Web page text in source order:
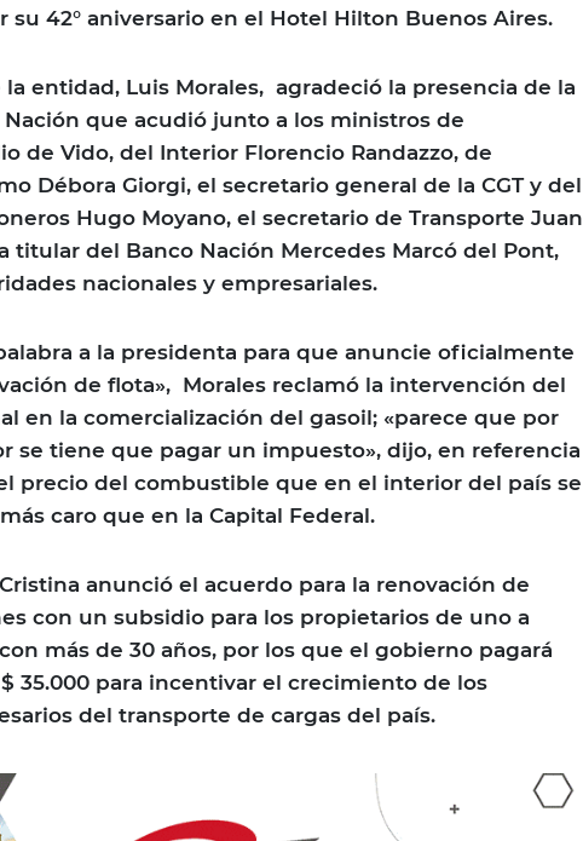
su 42° aniversario en el Hotel Hilton Buenos Aires.
entidad, Luis Morales, agradeció la presencia de la
que acudió junto a los ministros de
de Vido, del Interior Florencio Randazzo, de
Débora Giorgi, el secretario general de la CGT y del
Hugo Moyano, el secretario de Transporte Juan
titular del Banco Nación Mercedes Marcó del Pont,
nacionales y empresariales.
a la presidenta para que anuncie oficialmente
de flota», Morales reclamó la intervención del
en la comercialización del gasoil; «parece que por
se tiene que pagar un impuesto», dijo, en referencia
precio del combustible que en el interior del país se
caro que en la Capital Federal.
anunció el acuerdo para la renovación de
con un subsidio para los propietarios de uno a
más de 30 años, por los que el gobierno pagará
35.000 para incentivar el crecimiento de los
del transporte de cargas del país.